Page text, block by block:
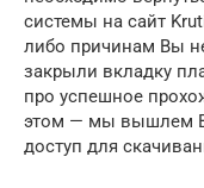
системы на сайт
либо причинам Вы
закрыли вкладку
про успешное
этом — мы вышлем
доступ для